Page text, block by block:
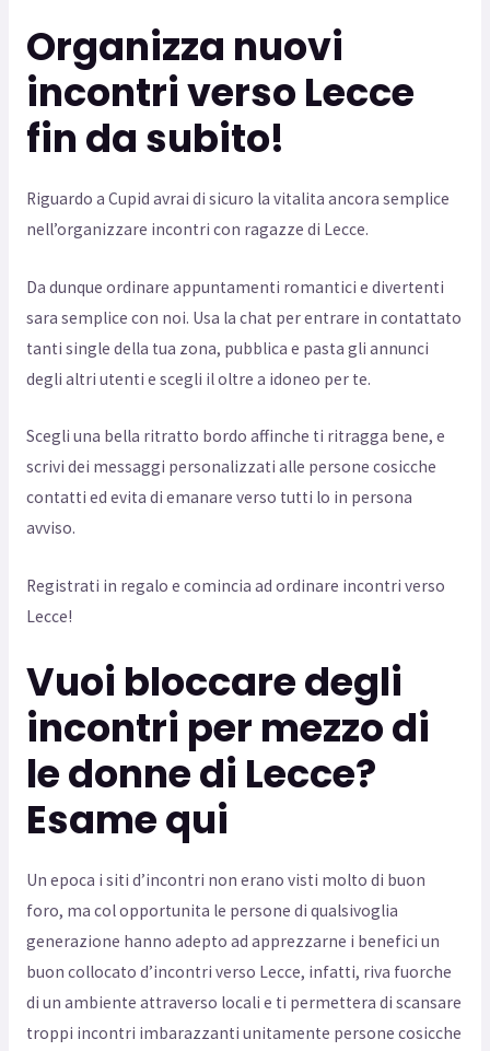
Organizza nuovi
incontri verso Lecce
fin da subito!
Riguardo a Cupid avrai di sicuro la vitalita ancora semplice
nell’organizzare incontri con ragazze di Lecce.
Da dunque ordinare appuntamenti romantici e divertenti
sara semplice con noi. Usa la chat per entrare in contattato
tanti single della tua zona, pubblica e pasta gli annunci
degli altri utenti e scegli il oltre a idoneo per te.
Scegli una bella ritratto bordo affinche ti ritragga bene, e
scrivi dei messaggi personalizzati alle persone cosicche
contatti ed evita di emanare verso tutti lo in persona
avviso.
Registrati in regalo e comincia ad ordinare incontri verso
Lecce!
Vuoi bloccare degli
incontri per mezzo di
le donne di Lecce?
Esame qui
Un epoca i siti d’incontri non erano visti molto di buon
foro, ma col opportunita le persone di qualsivoglia
generazione hanno adepto ad apprezzarne i benefici un
buon collocato d’incontri verso Lecce, infatti, riva fuorche
di un ambiente attraverso locali e ti permettera di scansare
troppi incontri imbarazzanti unitamente persone cosicche